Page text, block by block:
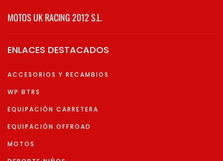
MOTOS UK RACING 2012 S.L.
ENLACES DESTACADOS
ACCESORIOS Y RECAMBIOS
WP BTRS
EQUIPACIÓN CARRETERA
EQUIPACIÓN OFFROAD
MOTOS